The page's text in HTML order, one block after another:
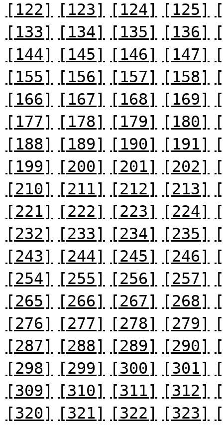
[122]
[123] [124] [125]
[133]
[134] [135] [136]
[144]
[145] [146] [147]
[155]
[156] [157] [158]
[166]
[167] [168] [169]
[177]
[178] [179] [180]
[188]
[189] [190] [191]
[199]
[200] [201] [202]
[210]
[211] [212] [213]
[221]
[222] [223] [224]
[232]
[233] [234] [235]
[243]
[244] [245] [246]
[254]
[255] [256] [257]
[265]
[266] [267] [268]
[276]
[277] [278] [279]
[287]
[288] [289] [290]
[298]
[299] [300] [301]
[309]
[310] [311] [312]
[320]
[321] [322] [323]